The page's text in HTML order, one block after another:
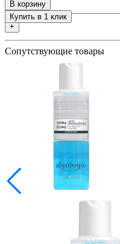
+
В корзину
Купить в 1 клик
Сопутствующие товары